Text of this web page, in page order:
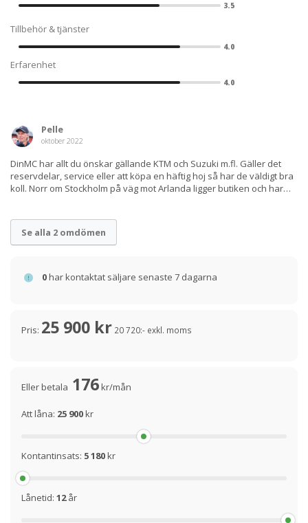
3.5
Tillbehör & tjänster
4.0
Erfarenhet
4.0
Pelle
oktober 2022
DinMC har allt du önskar gällande KTM och Suzuki m.fl. Gäller det
reservdelar, service eller att köpa en häftig hoj så har de väldigt bra
koll. Norr om Stockholm på väg mot Arlanda ligger butiken och har
Se alla 2 omdömen
0har kontaktat säljare senaste 7 dagarna
Pris: 25 900 kr 20 720:- exkl. moms
Eller betala 176kr/mån
Att låna: 25 900kr
Kontantinsats: 5 180kr
Lånetid: 12år